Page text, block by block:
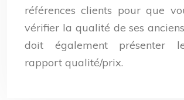
références clients pour que
vérifier la qualité de ses
doit également présenter
rapport qualité/prix.